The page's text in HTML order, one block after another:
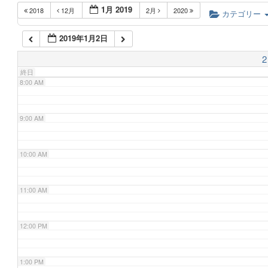
2018 12月 1月 2019 2月 2020 カテゴリー
2019年1月2日
2
終日
6:00 AM
7:00 AM
8:00 AM
9:00 AM
10:00 AM
11:00 AM
12:00 PM
1:00 PM